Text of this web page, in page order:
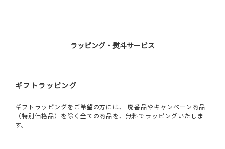
ラッピング・熨斗サービス
ギフトラッピング
ギフトラッピングをご希望の方には、 廃番品やキャンペーン商品
（特別価格品）を除く全ての商品を、無料でラッピングいたしま
す。